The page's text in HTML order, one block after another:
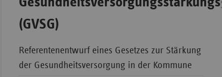
(GVSG)
Referentenentwurf eines Gesetzes zur Stärkung
der Gesundheitsversorgung in der Kommune